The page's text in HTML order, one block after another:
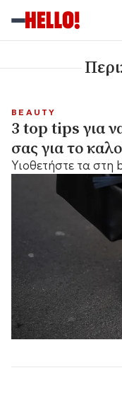
BEAUTY
3 top tips για
σας για το
Υιοθετήστε τα στη